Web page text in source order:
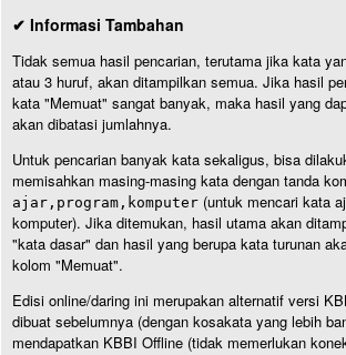
✔ Informasi Tambahan
Tidak semua hasil pencarian, terutama jika kata
atau 3 huruf, akan ditampilkan semua. Jika hasil
kata "Memuat" sangat banyak, maka hasil yang
akan dibatasi jumlahnya.
Untuk pencarian banyak kata sekaligus, bisa
memisahkan masing-masing kata dengan tanda
ajar,program,komputer (untuk mencari kata
komputer). Jika ditemukan, hasil utama akan
"kata dasar" dan hasil yang berupa kata turunan
kolom "Memuat".
Edisi online/daring ini merupakan alternatif versi
dibuat sebelumnya (dengan kosakata yang lebih
mendapatkan KBBI Offline (tidak memerlukan